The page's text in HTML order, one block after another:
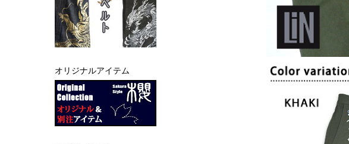
オリジナルアイテム